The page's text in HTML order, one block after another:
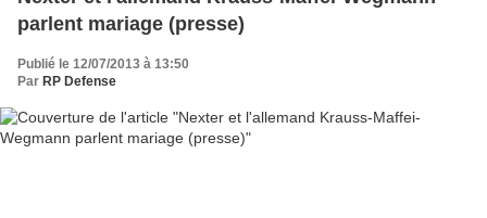
parlent mariage (presse)
Publié le 12/07/2013 à 13:50
Par RP Defense